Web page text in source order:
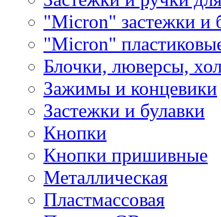
"Micron" застежки и
"Micron"
Блочки, люверсы,
Зажимы и концевики
Застежки и булавки
Кнопки
Кнопки пришивные
Металлическая
Пластмассовая